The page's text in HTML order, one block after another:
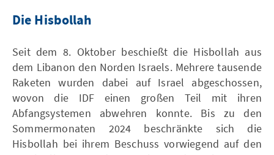
Die Hisbollah
Seit dem 8. Oktober beschießt die Hisbollah aus
dem Libanon den Norden Israels. Mehrere tausende
Raketen wurden dabei auf Israel abgeschossen,
wovon die IDF einen großen Teil mit ihren
Abfangsystemen abwehren konnte. Bis zu den
Sommermonaten 2024 beschränkte sich die
Hisbollah bei ihrem Beschuss vorwiegend auf den